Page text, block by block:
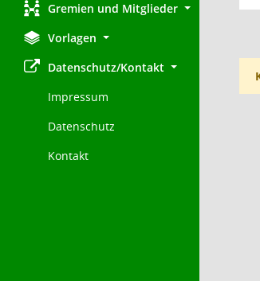
Gremien und Mitglieder
Vorlagen
Datenschutz/Kontakt
Impressum
Datenschutz
Kontakt